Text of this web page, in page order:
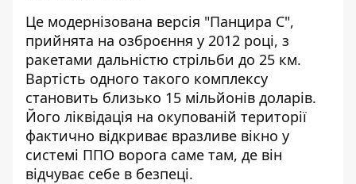
Це модернізована версія "Панцира С",
прийнята на озброєння у 2012 році, з
ракетами дальністю стрільби до 25 км.
Вартість одного такого комплексу
становить близько 15 мільйонів доларів.
Його ліквідація на окупованій території
фактично відкриває вразливе вікно у
системі ППО ворога саме там, де він
відчуває себе в безпеці.